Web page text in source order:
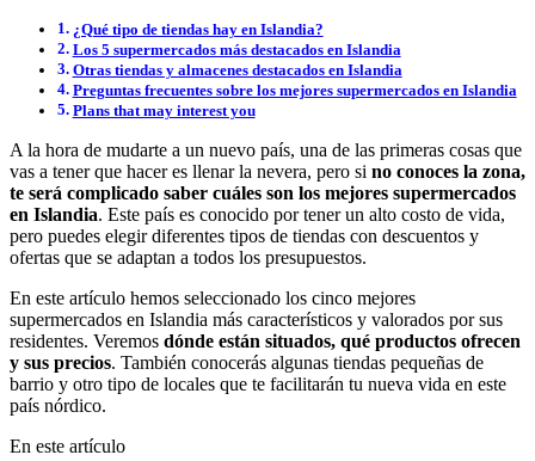
¿Qué tipo de tiendas hay en Islandia?
Los 5 supermercados más destacados en Islandia
Otras tiendas y almacenes destacados en Islandia
Preguntas frecuentes sobre los mejores supermercados en Islandia
Plans that may interest you
A la hora de mudarte a un nuevo país, una de las primeras cosas que
vas a tener que hacer es llenar la nevera, pero si no conoces la zona,
te será complicado saber cuáles son los mejores supermercados
en Islandia. Este país es conocido por tener un alto costo de vida,
pero puedes elegir diferentes tipos de tiendas con descuentos y
ofertas que se adaptan a todos los presupuestos.
En este artículo hemos seleccionado los cinco mejores
supermercados en Islandia más característicos y valorados por sus
residentes. Veremos dónde están situados, qué productos ofrecen
y sus precios. También conocerás algunas tiendas pequeñas de
barrio y otro tipo de locales que te facilitarán tu nueva vida en este
país nórdico.
En este artículo